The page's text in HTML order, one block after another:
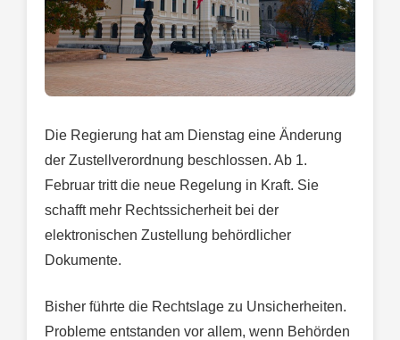
Die Regierung hat am Dienstag eine Änderung
der Zustellverordnung beschlossen. Ab 1.
Februar tritt die neue Regelung in Kraft. Sie
schafft mehr Rechtssicherheit bei der
elektronischen Zustellung behördlicher
Dokumente.
Bisher führte die Rechtslage zu Unsicherheiten.
Probleme entstanden vor allem, wenn Behörden